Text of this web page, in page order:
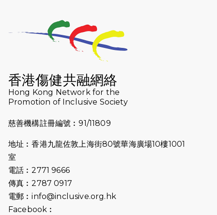
2026-07-23
猛龍長跑隊恆常練習 - 7月23日
（19:00開始）
猛龍長跑隊恆常練習 - 7月16日
2026-07-10
【猛龍戈壁118公里分享暨香港傷健共
融網絡15周年晚宴】
2026-07-09
猛龍長跑隊恆常練習 - 7月9日（19:00
2026-07-02
2026-06-25
（19:00開始）
香港傷健共融網絡
Hong Kong Network for the
Promotion of Inclusive Society
慈善機構註冊編號︰91/11809
地址︰香港九龍佐敦上海街80號華海廣場10樓1001
室
電話︰2771 9666
傳真︰2787 0917
電郵︰info@inclusive.org.hk
Facebook︰